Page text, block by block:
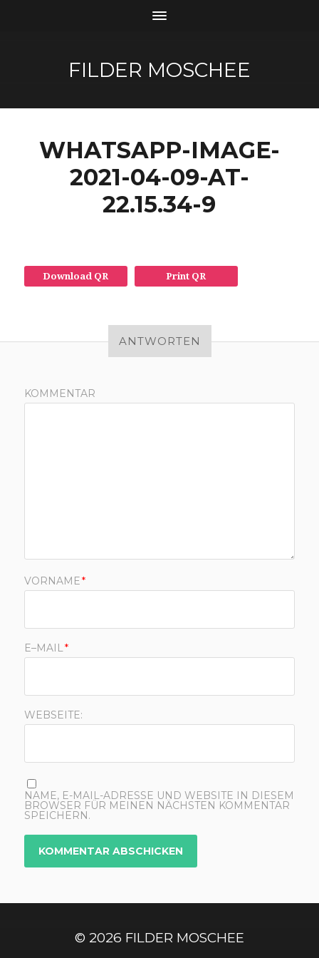
FILDER MOSCHEE
WHATSAPP-IMAGE-
2021-04-09-AT-
22.15.34-9
Download QR Print QR
ANTWORTEN
KOMMENTAR
VORNAME*
E–MAIL*
WEBSEITE:
NAME, E-MAIL-ADRESSE UND WEBSITE IN DIESEM
BROWSER FÜR MEINEN NÄCHSTEN KOMMENTAR
SPEICHERN.
© 2026 FILDER MOSCHEE